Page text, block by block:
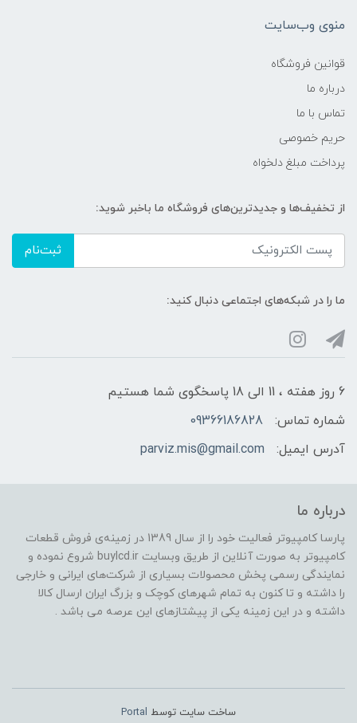
منوی وب‌سایت
قوانین فروشگاه
درباره ما
تماس با ما
حریم خصوصی
پرداخت مبلغ دلخواه
از تخفیف‌ها و جدیدترین‌های فروشگاه ما باخبر شوید:
ثبت‌نام
ما را در شبکه‌های اجتماعی دنبال کنید:
6 روز هفته ، 11 الی 18 پاسخگوی شما هستیم
شماره تماس:
09366186828
آدرس ایمیل:
parviz.mis@gmail.com
درباره ما
پارسا کامپیوتر فعالیت خود را از سال 1389 در زمینه‌ی فروش قطعات
کامپیوتر به صورت آنلاین از طریق وبسایت buylcd.ir شروع نموده و
نمایندگی رسمی پخش محصولات بسیاری از شرکت‌های ایرانی و خارجی
را داشته و تا کنون به تمام شهرهای کوچک و بزرگ ایران ارسال کالا
داشته و در این زمینه یکی از پیشتازهای این عرصه می باشد .
ساخت سایت توسط Portal